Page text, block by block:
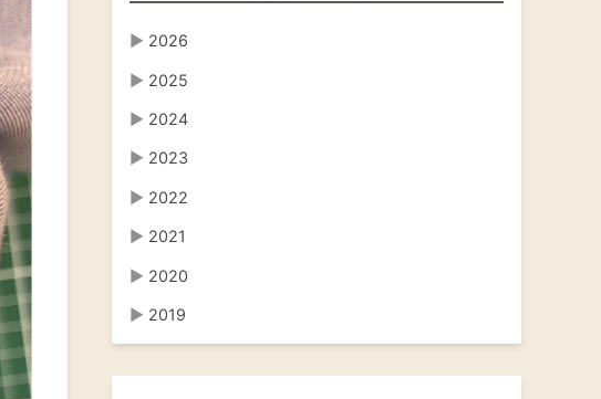
▶ 2026
▶ 2025
▶ 2024
▶ 2023
▶ 2022
▶ 2021
▶ 2020
▶ 2019